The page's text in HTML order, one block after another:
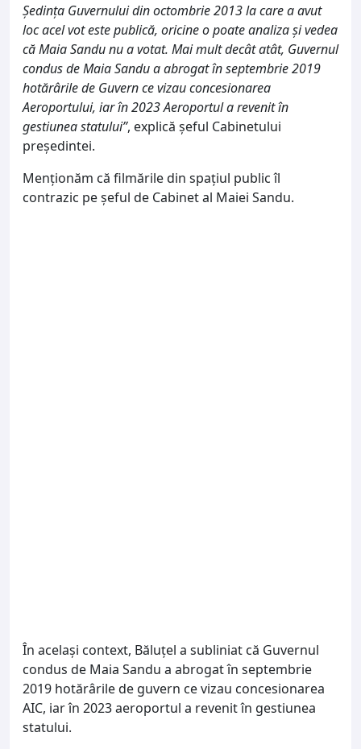
Ședința Guvernului din octombrie 2013 la care a avut
loc acel vot este publică, oricine o poate analiza și vedea
că Maia Sandu nu a votat. Mai mult decât atât, Guvernul
condus de Maia Sandu a abrogat în septembrie 2019
hotărârile de Guvern ce vizau concesionarea
Aeroportului, iar în 2023 Aeroportul a revenit în
gestiunea statului”, explică șeful Cabinetului
președintei.
Menționăm că filmările din spațiul public îl
contrazic pe șeful de Cabinet al Maiei Sandu.
În același context, Băluțel a subliniat că Guvernul
condus de Maia Sandu a abrogat în septembrie
2019 hotărârile de guvern ce vizau concesionarea
AIC, iar în 2023 aeroportul a revenit în gestiunea
statului.